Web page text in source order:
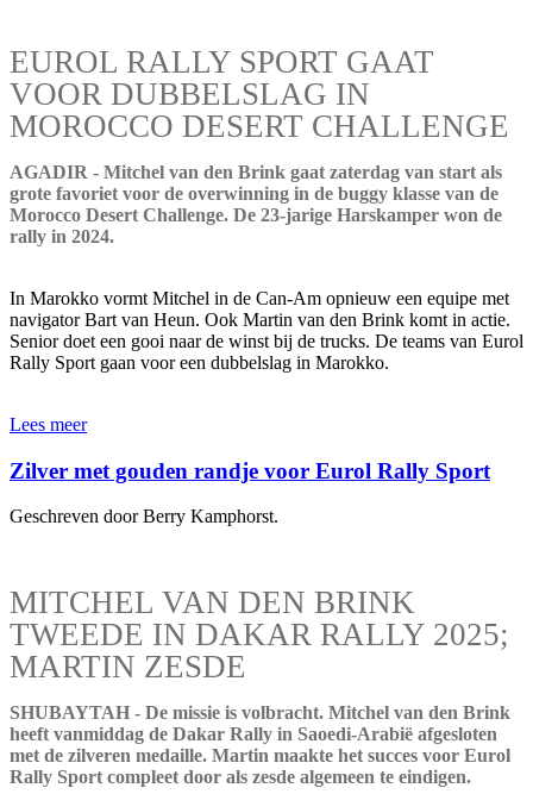
EUROL RALLY SPORT GAAT
VOOR DUBBELSLAG IN
MOROCCO DESERT CHALLENGE
AGADIR - Mitchel van den Brink gaat zaterdag van start als
grote favoriet voor de overwinning in de buggy klasse van de
Morocco Desert Challenge. De 23-jarige Harskamper won de
rally in 2024.
In Marokko vormt Mitchel in de Can-Am opnieuw een equipe met
navigator Bart van Heun. Ook Martin van den Brink komt in actie.
Senior doet een gooi naar de winst bij de trucks. De teams van Eurol
Rally Sport gaan voor een dubbelslag in Marokko.
Lees meer
Zilver met gouden randje voor Eurol Rally Sport
Geschreven door Berry Kamphorst.
MITCHEL VAN DEN BRINK
TWEEDE IN DAKAR RALLY 2025;
MARTIN ZESDE
SHUBAYTAH - De missie is volbracht. Mitchel van den Brink
heeft vanmiddag de Dakar Rally in Saoedi-Arabië afgesloten
met de zilveren medaille. Martin maakte het succes voor Eurol
Rally Sport compleet door als zesde algemeen te eindigen.